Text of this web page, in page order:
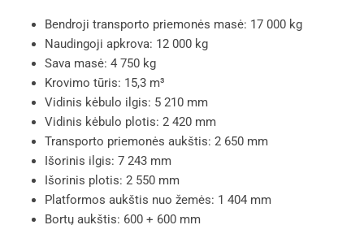
Bendroji transporto priemonės masė: 17 000 kg
Naudingoji apkrova: 12 000 kg
Sava masė: 4 750 kg
Krovimo tūris: 15,3 m³
Vidinis kėbulo ilgis: 5 210 mm
Vidinis kėbulo plotis: 2 420 mm
Transporto priemonės aukštis: 2 650 mm
Išorinis ilgis: 7 243 mm
Išorinis plotis: 2 550 mm
Platformos aukštis nuo žemės: 1 404 mm
Bortų aukštis: 600 + 600 mm